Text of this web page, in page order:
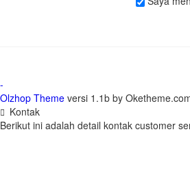
-
Olzhop Theme versi 1.1b by
Kontak
Berikut ini adalah detail kontak customer